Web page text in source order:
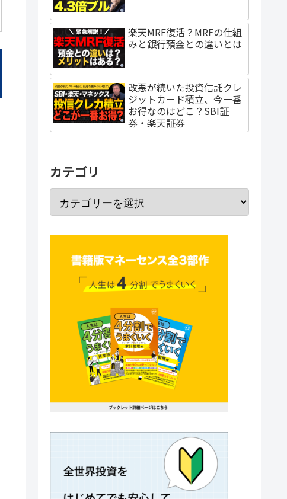
楽天MRF復活？MRFの仕組
みと銀行預金との違いとは
改悪が続いた投資信託クレ
ジットカード積立、今一番
お得なのはどこ？SBI証
券・楽天証券
カテゴリ